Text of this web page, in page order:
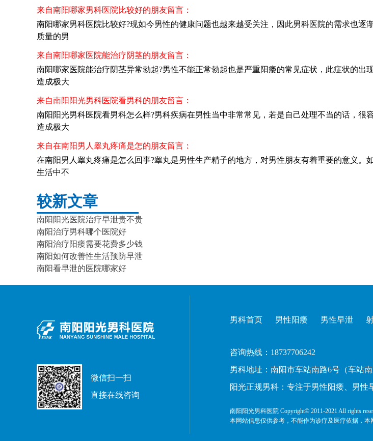
来自南阳哪家男科医院比较好的朋友留言：
南阳哪家男科医院比较好?现如今男性的健康问题也越来越受关注，因此男科医院的需求也逐
质量的男
来自南阳哪家医院能治疗阴茎的朋友留言：
南阳哪家医院能治疗阴茎异常勃起?男性不能正常勃起也是严重阳痿的常见症状，此症状的出
造成极大
来自南阳阳光男科医院看男科的朋友留言：
南阳阳光男科医院看男科怎么样?男科疾病在男性当中非常常见，若是自己处理不当的话，很
造成极大
来自在南阳男人睾丸疼痛是怎的朋友留言：
在南阳男人睾丸疼痛是怎么回事?睾丸是男性生产精子的地方，对男性朋友有着重要的意义。
生活中不
较新文章
南阳阳光医院治疗早泄贵不贵
南阳治疗男科哪个医院好
南阳治疗阳痿需要花费多少钱
南阳如何改善性生活预防早泄
南阳看早泄的医院哪家好
微信扫一扫
直接在线咨询
男科首页 男性阳痿 男性早泄
咨询热线：18737706242
男科地址：南阳市车站南路6号（车站
阳光正规男科 ： 专注于男性阳痿 男性
南阳阳光男科医院 Copyright© 2011-2021 All rights
本网站信息仅供参考，不能作为诊疗及医疗依据，